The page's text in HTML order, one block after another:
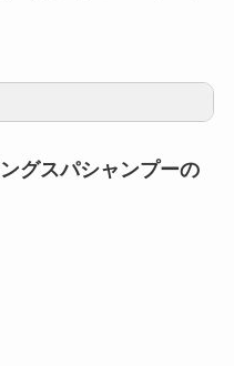
グスパシャンプーの